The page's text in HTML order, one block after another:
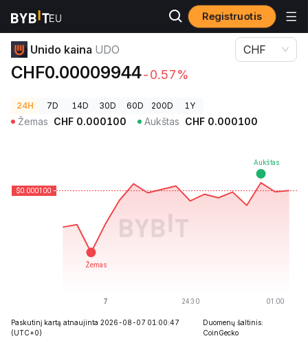
Registruotis
Kriptovaliutų kainos
Unido kaina UDO
CHF0.00009944-0.57%
CHF
24H 7D 14D 30D 60D 200D 1Y
Žemas CHF 0.000100 Aukštas CHF 0.000100
Paskutinį kartą atnaujinta 2026-08-07 01:00:47
(UTC+0)
Duomenų šaltinis:
CoinGecko